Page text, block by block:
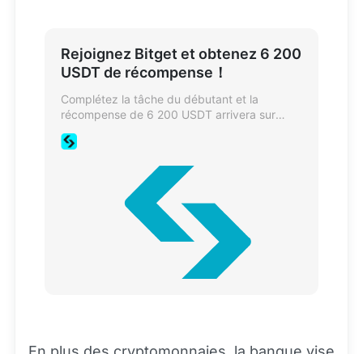
Rejoignez Bitget et obtenez 6 200
USDT de récompense！
Complétez la tâche du débutant et la
récompense de 6 200 USDT arrivera sur
échangez pour gagner plus de récompenses.